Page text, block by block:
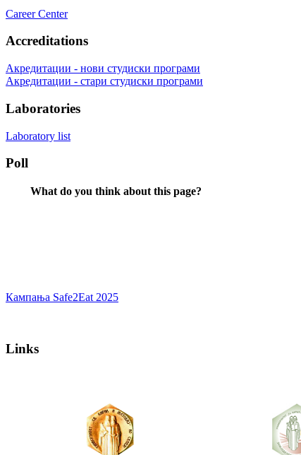
Career Center
Accreditations
Акредитации - нови студиски програми
Акредитации - стари студиски програми
Laboratories
Laboratory list
Poll
What do you think about this page?
Кампања Safe2Eat 2025
Links